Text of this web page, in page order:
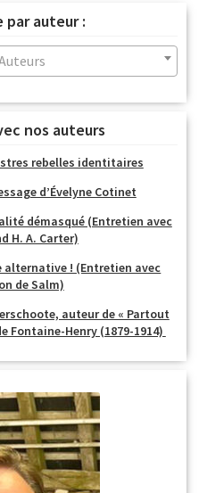
par auteur :
nos auteurs
rebelles identitaires
d’Évelyne Cotinet
démasqué (Entretien avec
H. A. Carter)
! (Entretien avec
de Salm)
auteur de « Partout
Fontaine-Henry (1879-1914)